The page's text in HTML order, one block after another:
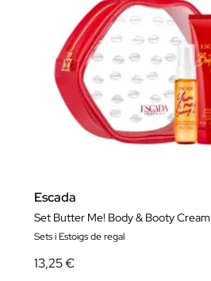
Escada
Set Butter Me! Body & Booty Cream
Sets i Estoigs de regal
13,25 €